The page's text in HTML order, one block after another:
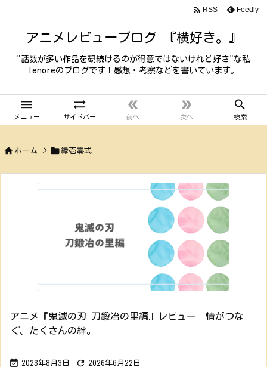
アニメレビューブログ 『横好き。』
"話数が多い作品を観続けるのが得意ではないけれど好き"な私
lenoreのブログです！感想・考察などを書いています。

メニュー

サイドバー

前へ

次へ

検索
 RSS Feedly
 ホーム > 縁壱零式
アニメ『鬼滅の刃 刀鍛冶の里編』レビュー│情がつな
ぐ、たくさんの絆。
 2023年8月3日  2026年6月22日